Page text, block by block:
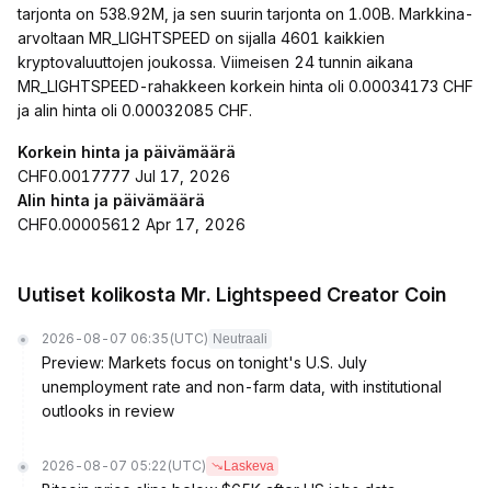
tarjonta on 538.92M, ja sen suurin tarjonta on 1.00B. Markkina-
arvoltaan MR_LIGHTSPEED on sijalla 4601 kaikkien
kryptovaluuttojen joukossa. Viimeisen 24 tunnin aikana
MR_LIGHTSPEED-rahakkeen korkein hinta oli 0.00034173 CHF
ja alin hinta oli 0.00032085 CHF.
Korkein hinta ja päivämäärä
CHF0.0017777 Jul 17, 2026
Alin hinta ja päivämäärä
CHF0.00005612 Apr 17, 2026
Uutiset kolikosta Mr. Lightspeed Creator Coin
2026-08-07 06:35 (UTC) Neutraali
Preview: Markets focus on tonight's U.S. July
unemployment rate and non-farm data, with institutional
outlooks in review
2026-08-07 05:22 (UTC) Laskeva